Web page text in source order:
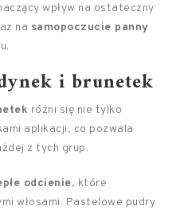
wpływ na ostateczny
na samopoczucie panny
i brunetek
różni się nie tylko
aplikacji, co pozwala
z tych grup.
odcienie, które
włosami. Pastelowe pudry